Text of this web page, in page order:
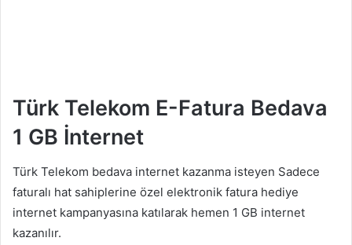
Türk Telekom E-Fatura Bedava
1 GB İnternet
Türk Telekom bedava internet kazanma isteyen Sadece
faturalı hat sahiplerine özel elektronik fatura hediye
internet kampanyasına katılarak hemen 1 GB internet
kazanılır.